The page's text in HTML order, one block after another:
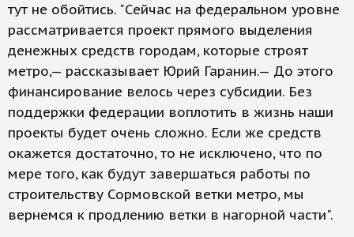
тут не обойтись. "Сейчас на федеральном уровне
рассматривается проект прямого выделения
денежных средств городам, которые строят
метро,— рассказывает Юрий Гаранин.— До этого
финансирование велось через субсидии. Без
поддержки федерации воплотить в жизнь наши
проекты будет очень сложно. Если же средств
окажется достаточно, то не исключено, что по
мере того, как будут завершаться работы по
строительству Сормовской ветки метро, мы
вернемся к продлению ветки в нагорной части".